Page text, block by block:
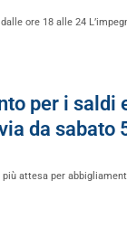
ore 18 alle 24
per i saldi
da sabato
attesa per